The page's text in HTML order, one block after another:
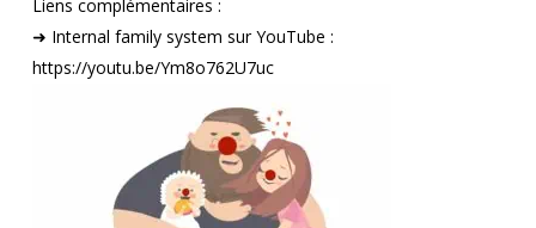
Liens complémentaires :
➜ Internal family system sur YouTube :
https://youtu.be/Ym8o762U7uc